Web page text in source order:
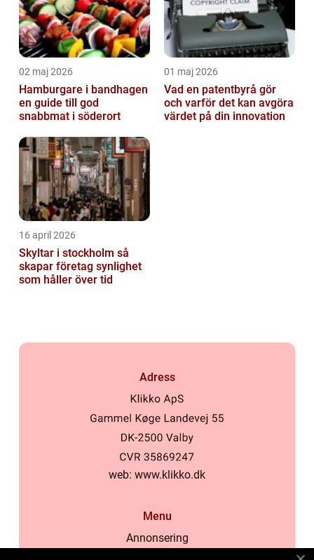
02 maj 2026
Hamburgare i bandhagen
en guide till god
snabbmat i söderort
01 maj 2026
Vad en patentbyrå gör
och varför det kan avgöra
värdet på din innovation
16 april 2026
Skyltar i stockholm så
skapar företag synlighet
som håller över tid
Adress
web: www.klikko.dk
Menu
Annonsering